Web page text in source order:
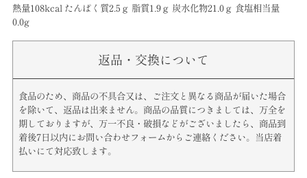
熱量108kcal たんぱく質2.5ｇ 脂質1.9ｇ 炭水化物21.0ｇ 食塩相当量
0.0g
返品・交換について
食品のため、商品の不具合又は、ご注文と異なる商品が届いた場合
を除いて、返品は出来ません。商品の品質につきましては、万全を
期しておりますが、万一不良・破損などがございましたら、商品到
着後7日以内にお問い合わせフォームからご連絡ください。当店着
払いにて対応致します。